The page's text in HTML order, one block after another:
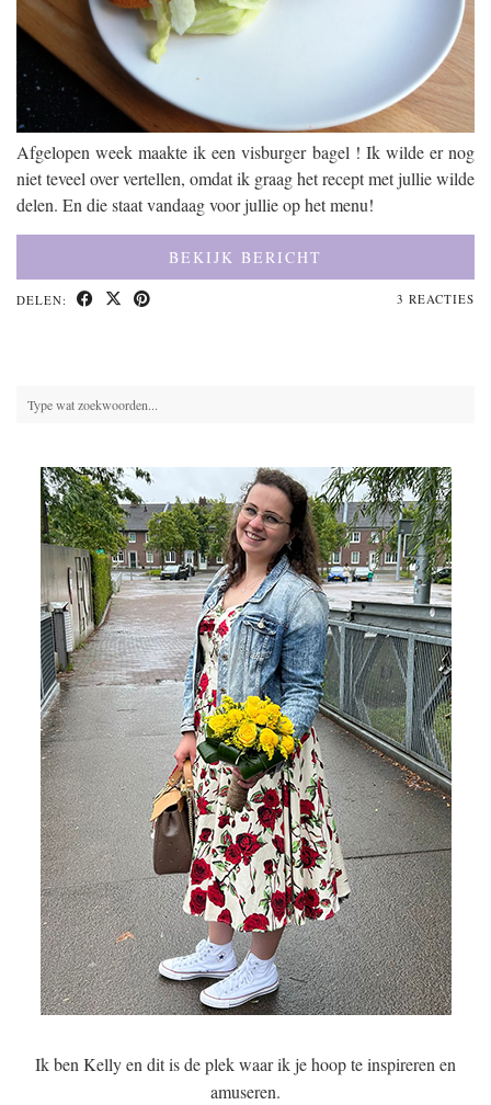
Afgelopen week maakte ik een visburger bagel ! Ik wilde er nog
niet teveel over vertellen, omdat ik graag het recept met jullie wilde
delen. En die staat vandaag voor jullie op het menu!
BEKIJK BERICHT
DELEN: 3 REACTIES
Ik ben Kelly en dit is de plek waar ik je hoop te inspireren en
amuseren.